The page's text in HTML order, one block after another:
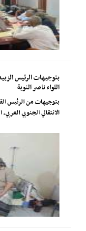
بتوجيهات الرئيس
اللواء ناصر النوبة
بتوجيهات من الرئيس
الانتقالي الجنوبي